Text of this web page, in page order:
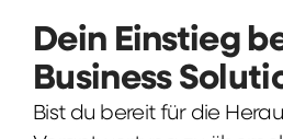
Dein Einstieg
Business
Bist du bereit für die